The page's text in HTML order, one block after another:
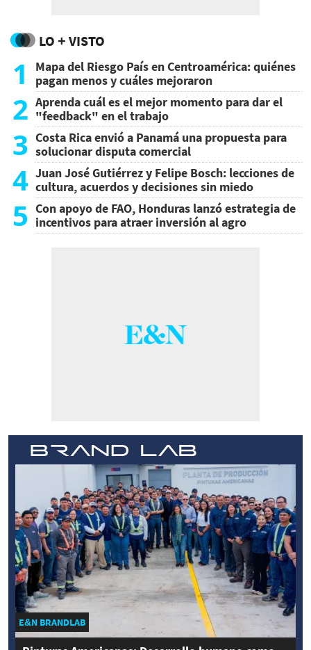
LO + VISTO
1
Mapa del Riesgo País en Centroamérica: quiénes
pagan menos y cuáles mejoraron
2 Aprenda cuál es el mejor momento para dar el
"feedback" en el trabajo
3 Costa Rica envió a Panamá una propuesta para
solucionar disputa comercial
4 Juan José Gutiérrez y Felipe Bosch: lecciones de
cultura, acuerdos y decisiones sin miedo
5 Con apoyo de FAO, Honduras lanzó estrategia de
incentivos para atraer inversión al agro
E&N BRANDLAB